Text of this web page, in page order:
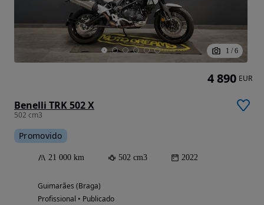
1 / 6
Benelli TRK 502 X
502 cm3
Promovido
21 000 km 502 cm3 2022
Guimarães (Braga)
Profissional • Publicado
4 890 EUR